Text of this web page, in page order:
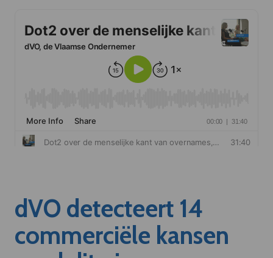
dVO detecteert 14
commerciële kansen